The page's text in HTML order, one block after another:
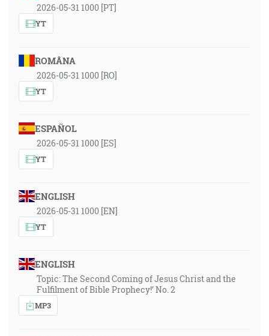
2026-05-31 1000 [PT]
YT
ROMÂNA
2026-05-31 1000 [RO]
YT
ESPAÑOL
2026-05-31 1000 [ES]
YT
ENGLISH
2026-05-31 1000 [EN]
YT
ENGLISH
Topic: The Second Coming of Jesus Christ and the
Fulfilment of Bible Prophecy!’ No. 2
MP3